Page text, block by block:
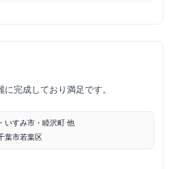
に完成しており満足です。
いすみ市・睦沢町 他
葉市若葉区